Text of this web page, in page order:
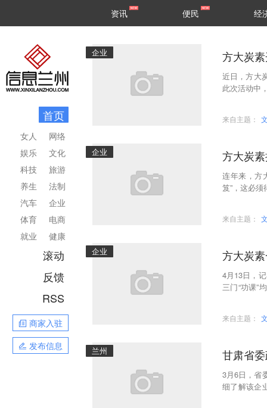
区县
资讯 便民 经
首页
网络
文化
旅游
法制
企业
电商
健康
女人
娱乐
科技
养生
汽车
体育
就业
滚动
反馈
RSS
商家入驻
发布信息
企业 方大炭
近日，方大
此次活动中
来自主题：
企业 方大炭
连年来，方
笈”，这必
来自主题：
企业 方大炭
4月13日，
三门“功课”
来自主题：
兰州 甘肃省
3月6日，省
细了解该企